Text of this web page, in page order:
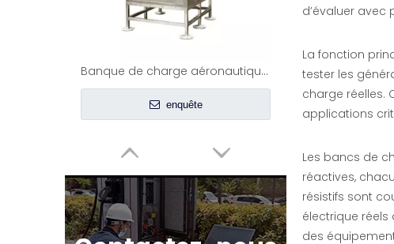
Meilleur banc de charge de test CA triphasé AC
d’évaluer avec
La fonction
tester les
charge réelles.
applications
Les bancs de
réactives,
résistifs sont
électrique réels
des